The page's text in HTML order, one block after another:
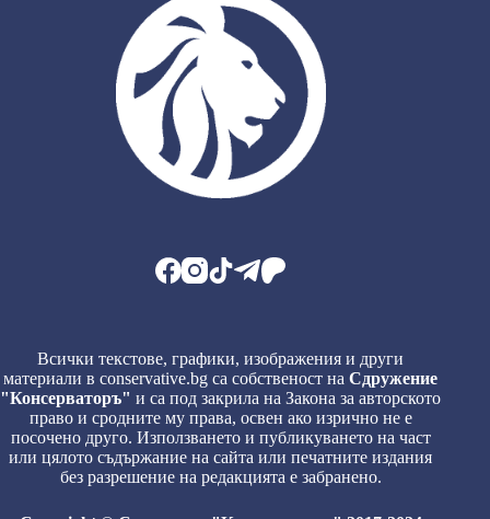
Всички текстове, графики, изображения и други
материали в conservative.bg са собственост наСдружение
"Консерваторъ" и са под закрила на Закона за авторското
право и сродните му права, освен ако изрично не е
посочено друго. Използването и публикуването на част
или цялото съдържание на сайта или печатните издания
без разрешение на редакцията е забранено.